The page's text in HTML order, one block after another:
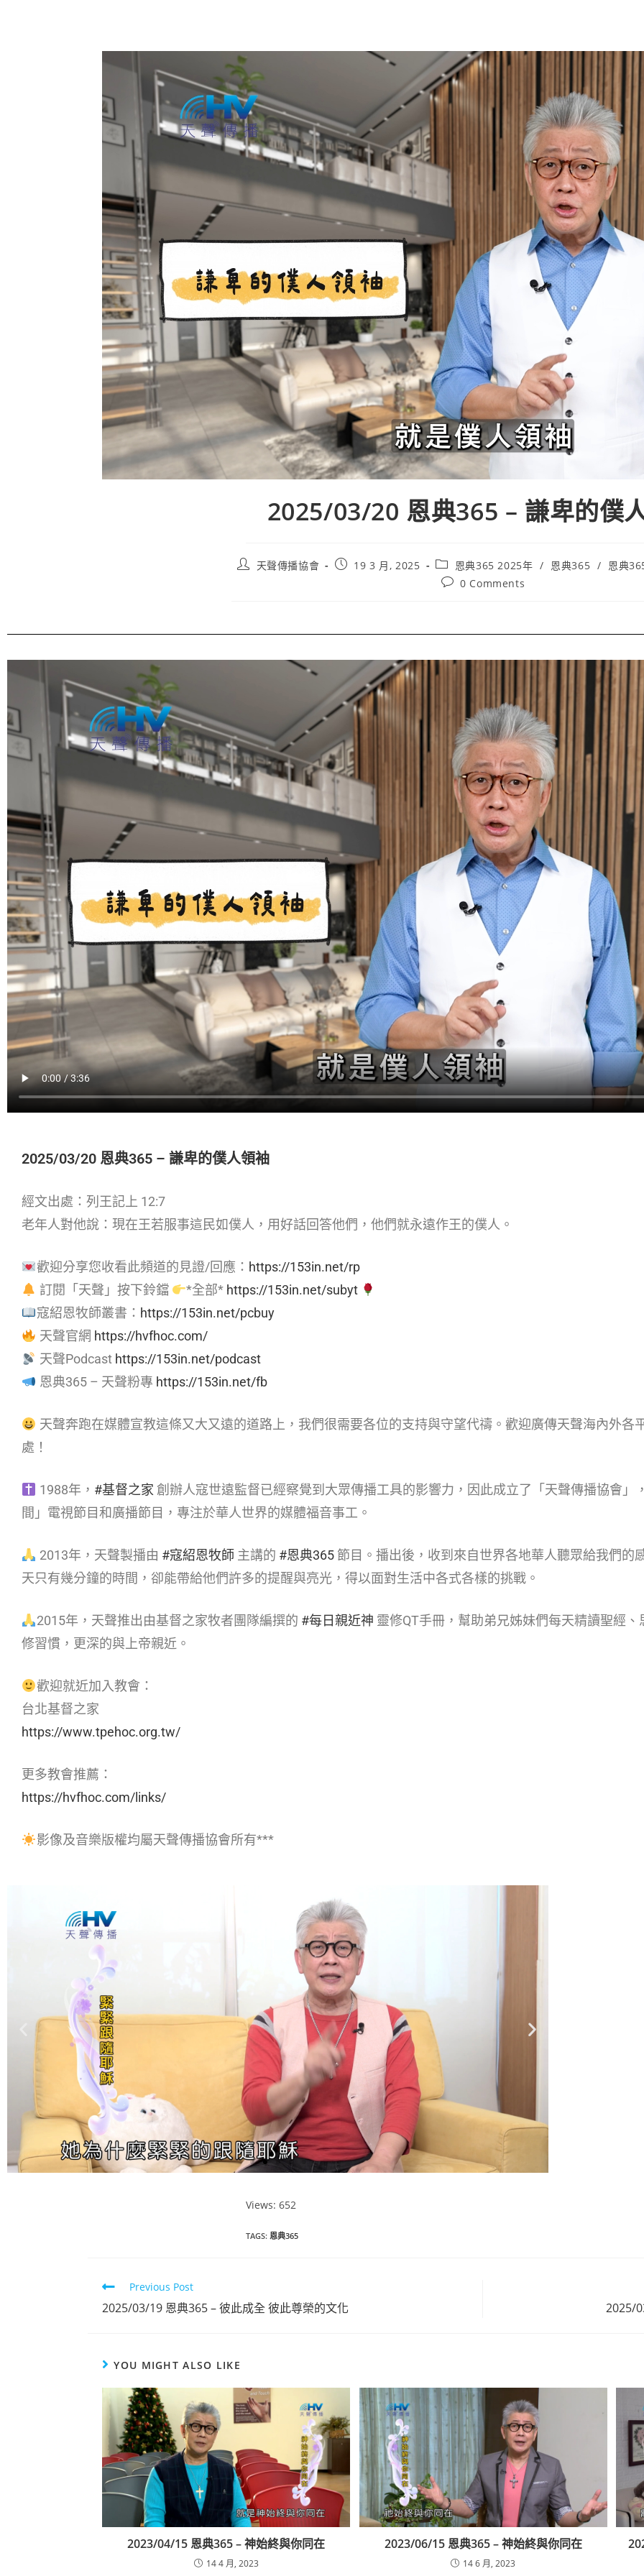
2025/03/20 恩典365 – 謙卑的僕
天聲傳播協會 19 3 月, 2025 恩典365 2025年 / 恩典365 / 恩典
0 Comments
2025/03/20 恩典365 – 謙卑的僕人領袖
經文出處：列王記上 12:7
老年人對他說：現在王若服事這民如僕人，用好話回答他們，他們就永遠作王的僕人。
歡迎分享您收看此頻道的見證/回應： https://153in.net/rp
訂閱「天聲」按下鈴鐺
*全部* https://153in.net/subyt
寇紹恩牧師叢書： https://153in.net/pcbuy
天聲官網 https://hvfhoc.com/
天聲Podcast https://153in.net/podcast
恩典365 – 天聲粉專 https://153in.net/fb
天聲奔跑在媒體宣教這條又大又遠的道路上，我們很需要各位的支持與守望代禱。歡迎廣傳天聲海內外各
處！
1988年， #基督之家 創辦人寇世遠監督已經察覺到大眾傳播工具的影響力，因此成立了「天聲傳播協會」
間」電視節目和廣播節目，專注於華人世界的媒體福音事工。
2013年，天聲製播由 #寇紹恩牧師 主講的 #恩典365節目。播出後，收到來自世界各地華人聽眾給我們的
天只有幾分鐘的時間，卻能帶給他們許多的提醒與亮光，得以面對生活中各式各樣的挑戰。
2015年，天聲推出由基督之家牧者團隊編撰的 #每日親近神 靈修QT手冊，幫助弟兄姊妹們每天精讀聖經
修習慣，更深的與上帝親近。
歡迎就近加入教會：
台北基督之家
https://www.tpehoc.org.tw/
更多教會推薦：
https://hvfhoc.com/links/
影像及音樂版權均屬天聲傳播協會所有***
點擊觀看
Views: 652
TAGS: 恩典365
Previous Post
2025/03/19 恩典365 – 彼此成全 彼此尊榮的文化 2025/
YOU MIGHT ALSO LIKE
2023/04/15 恩典365 – 神始終與你同在
14 4 月, 2023
2023/06/15 恩典365 – 神始終與你同在
14 6 月, 2023